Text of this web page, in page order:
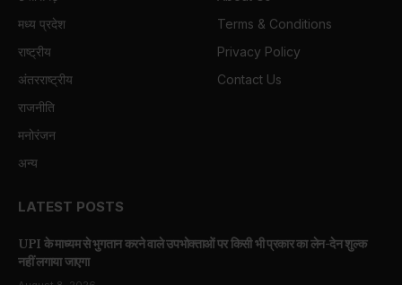
मध्य प्रदेश
राष्ट्रीय
अंतरराष्ट्रीय
राजनीति
मनोरंजन
अन्य
Terms & Conditions
Privacy Policy
Contact Us
LATEST POSTS
UPI के माध्यम से भुगतान करने वाले उपभोक्ताओं पर किसी भी प्रकार का लेन-देन शुल्क
नहीं लगाया जाएगा